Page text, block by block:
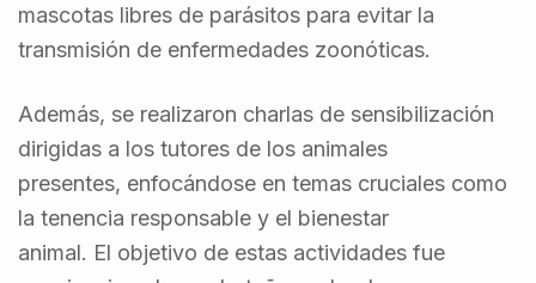
mascotas libres de parásitos para evitar la
transmisión de enfermedades zoonóticas.
Además, se realizaron charlas de sensibilización
dirigidas a los tutores de los animales
presentes, enfocándose en temas cruciales como
la tenencia responsable y el bienestar
animal. El objetivo de estas actividades fue